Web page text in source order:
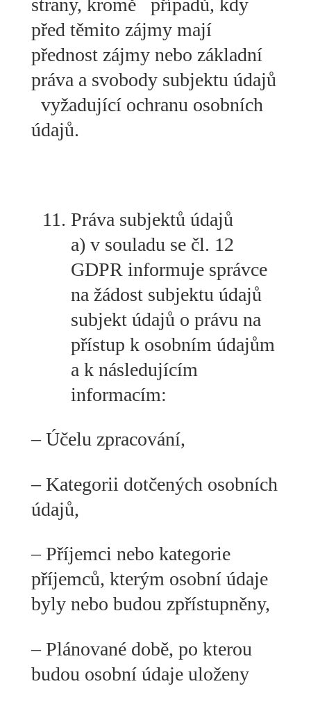
strany, kromě případů, kdy
před těmito zájmy mají
přednost zájmy nebo základní
práva a svobody subjektu údajů
vyžadující ochranu osobních
údajů.
Práva subjektů údajů
a) v souladu se čl. 12
GDPR informuje správce
na žádost subjektu údajů
subjekt údajů o právu na
přístup k osobním údajům
a k následujícím
informacím:
– Účelu zpracování,
– Kategorii dotčených osobních
údajů,
– Příjemci nebo kategorie
příjemců, kterým osobní údaje
byly nebo budou zpřístupněny,
– Plánované době, po kterou
budou osobní údaje uloženy